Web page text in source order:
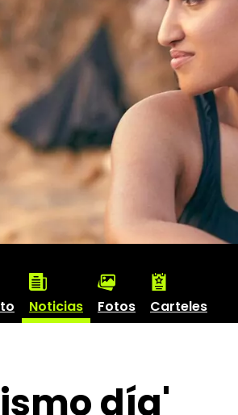
Noticias Fotos Carteles
día'